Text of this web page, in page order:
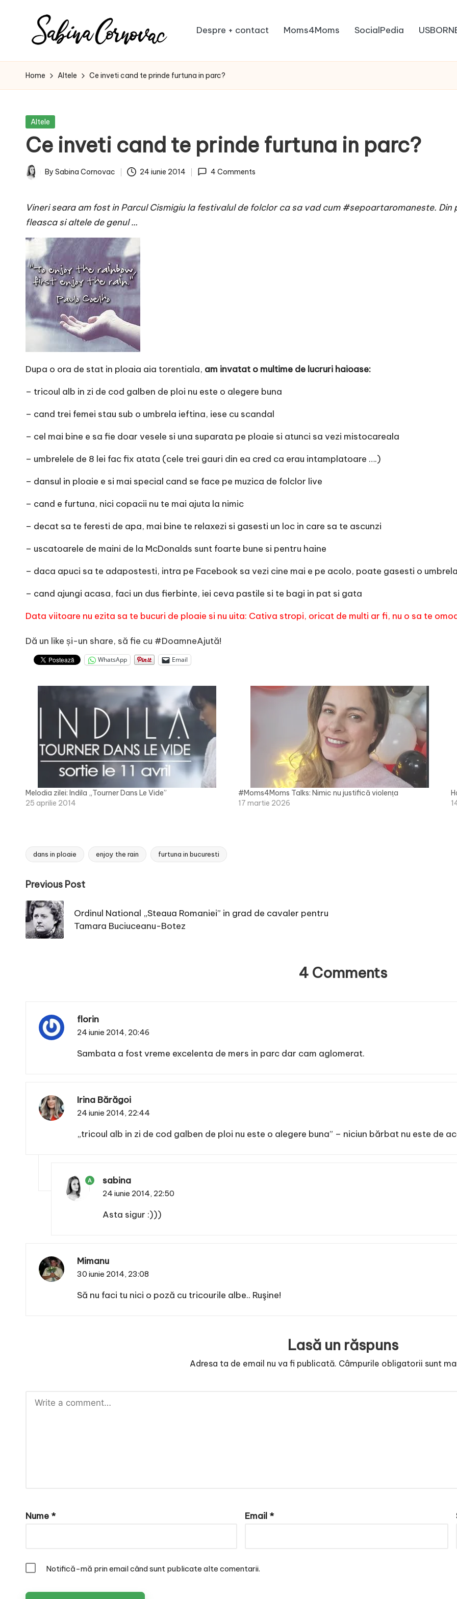
S
a
i
n
a
o
r
n
o
v
a
c
O
nl
i
n
e
creator
de
de
16
ani
Despre + contact Moms4Moms SocialPedia
Home Altele Ce inveti cand te prinde furtuna in parc?
Posted
Altele
Ce inveti cand te prinde furtuna in parc?
Posted
By Sabina Cornovac 24 iunie 2014 4 Comments
Vineri seara am fost in Parcul Cismigiu la festivalul de folclor ca sa vad cum #sepoartaromaneste.
fleasca si altele de genul …
Dupa o ora de stat in ploaia aia torentiala, am invatat o multime de lucruri haioase:
– tricoul alb in zi de cod galben de ploi nu este o alegere buna
– cand trei femei stau sub o umbrela ieftina, iese cu scandal
– cel mai bine e sa fie doar vesele si una suparata pe ploaie si atunci sa vezi mistocareala
– umbrelele de 8 lei fac fix atata (cele trei gauri din ea cred ca erau intamplatoare ….)
– dansul in ploaie e si mai special cand se face pe muzica de folclor live
– cand e furtuna, nici copacii nu te mai ajuta la nimic
– decat sa te feresti de apa, mai bine te relaxezi si gasesti un loc in care sa te ascunzi
– uscatoarele de maini de la McDonalds sunt foarte bune si pentru haine
– daca apuci sa te adapostesti, intra pe Facebook sa vezi cine mai e pe acolo, poate gasesti o umbrela
– cand ajungi acasa, faci un dus fierbinte, iei ceva pastile si te bagi in pat si gata
Data viitoare nu ezita sa te bucuri de ploaie si nu uita: Cativa stropi, oricat de multi ar fi, nu o sa te
Dă un like și-un share, să fie cu #DoamneAjută!
WhatsApp Email
Melodia zilei: Indila „Tourner Dans Le Vide”
25 aprilie 2014
#Moms4Moms Talks: Nimic nu justifică violența
17 martie 2026
Tags:
dans in ploaie enjoy the rain furtuna in bucuresti
Post
navigation
Previous Post
Ordinul National „Steaua Romaniei” in grad de cavaler pentru
Tamara Buciuceanu-Botez
4 Comments
florin
24 iunie 2014, 20:46
Sambata a fost vreme excelenta de mers in parc dar cam aglomerat.
Irina Bărăgoi
24 iunie 2014, 22:44
„tricoul alb in zi de cod galben de ploi nu este o alegere buna” – niciun bărbat nu este de
A sabina
24 iunie 2014, 22:50
Asta sigur :)))
Mimanu
30 iunie 2014, 23:08
Să nu faci tu nici o poză cu tricourile albe.. Ruşine!
Lasă un răspuns
Adresa ta de email nu va fi publicată. Câmpurile obligatorii sunt
Nume * Email *
Notifică-mă prin email când sunt publicate alte comentarii.